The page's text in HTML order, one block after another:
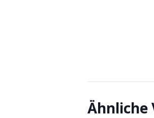
Ähnliche